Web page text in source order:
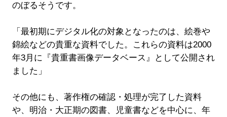
のぼるそうです。
「最初期にデジタル化の対象となったのは、絵巻や
錦絵などの貴重な資料でした。これらの資料は2000
年3月に『貴重書画像データベース』として公開され
ました」
その他にも、著作権の確認・処理が完了した資料
や、明治・大正期の図書、児童書などを中心に、年